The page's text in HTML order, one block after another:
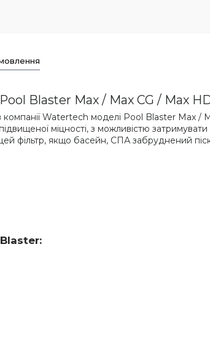
Blaster Max / Max CG / Max
компанії Watertech моделі Pool Blaster Max /
міцності, з можливістю
фільтр, якщо басейн, СПА забруднений